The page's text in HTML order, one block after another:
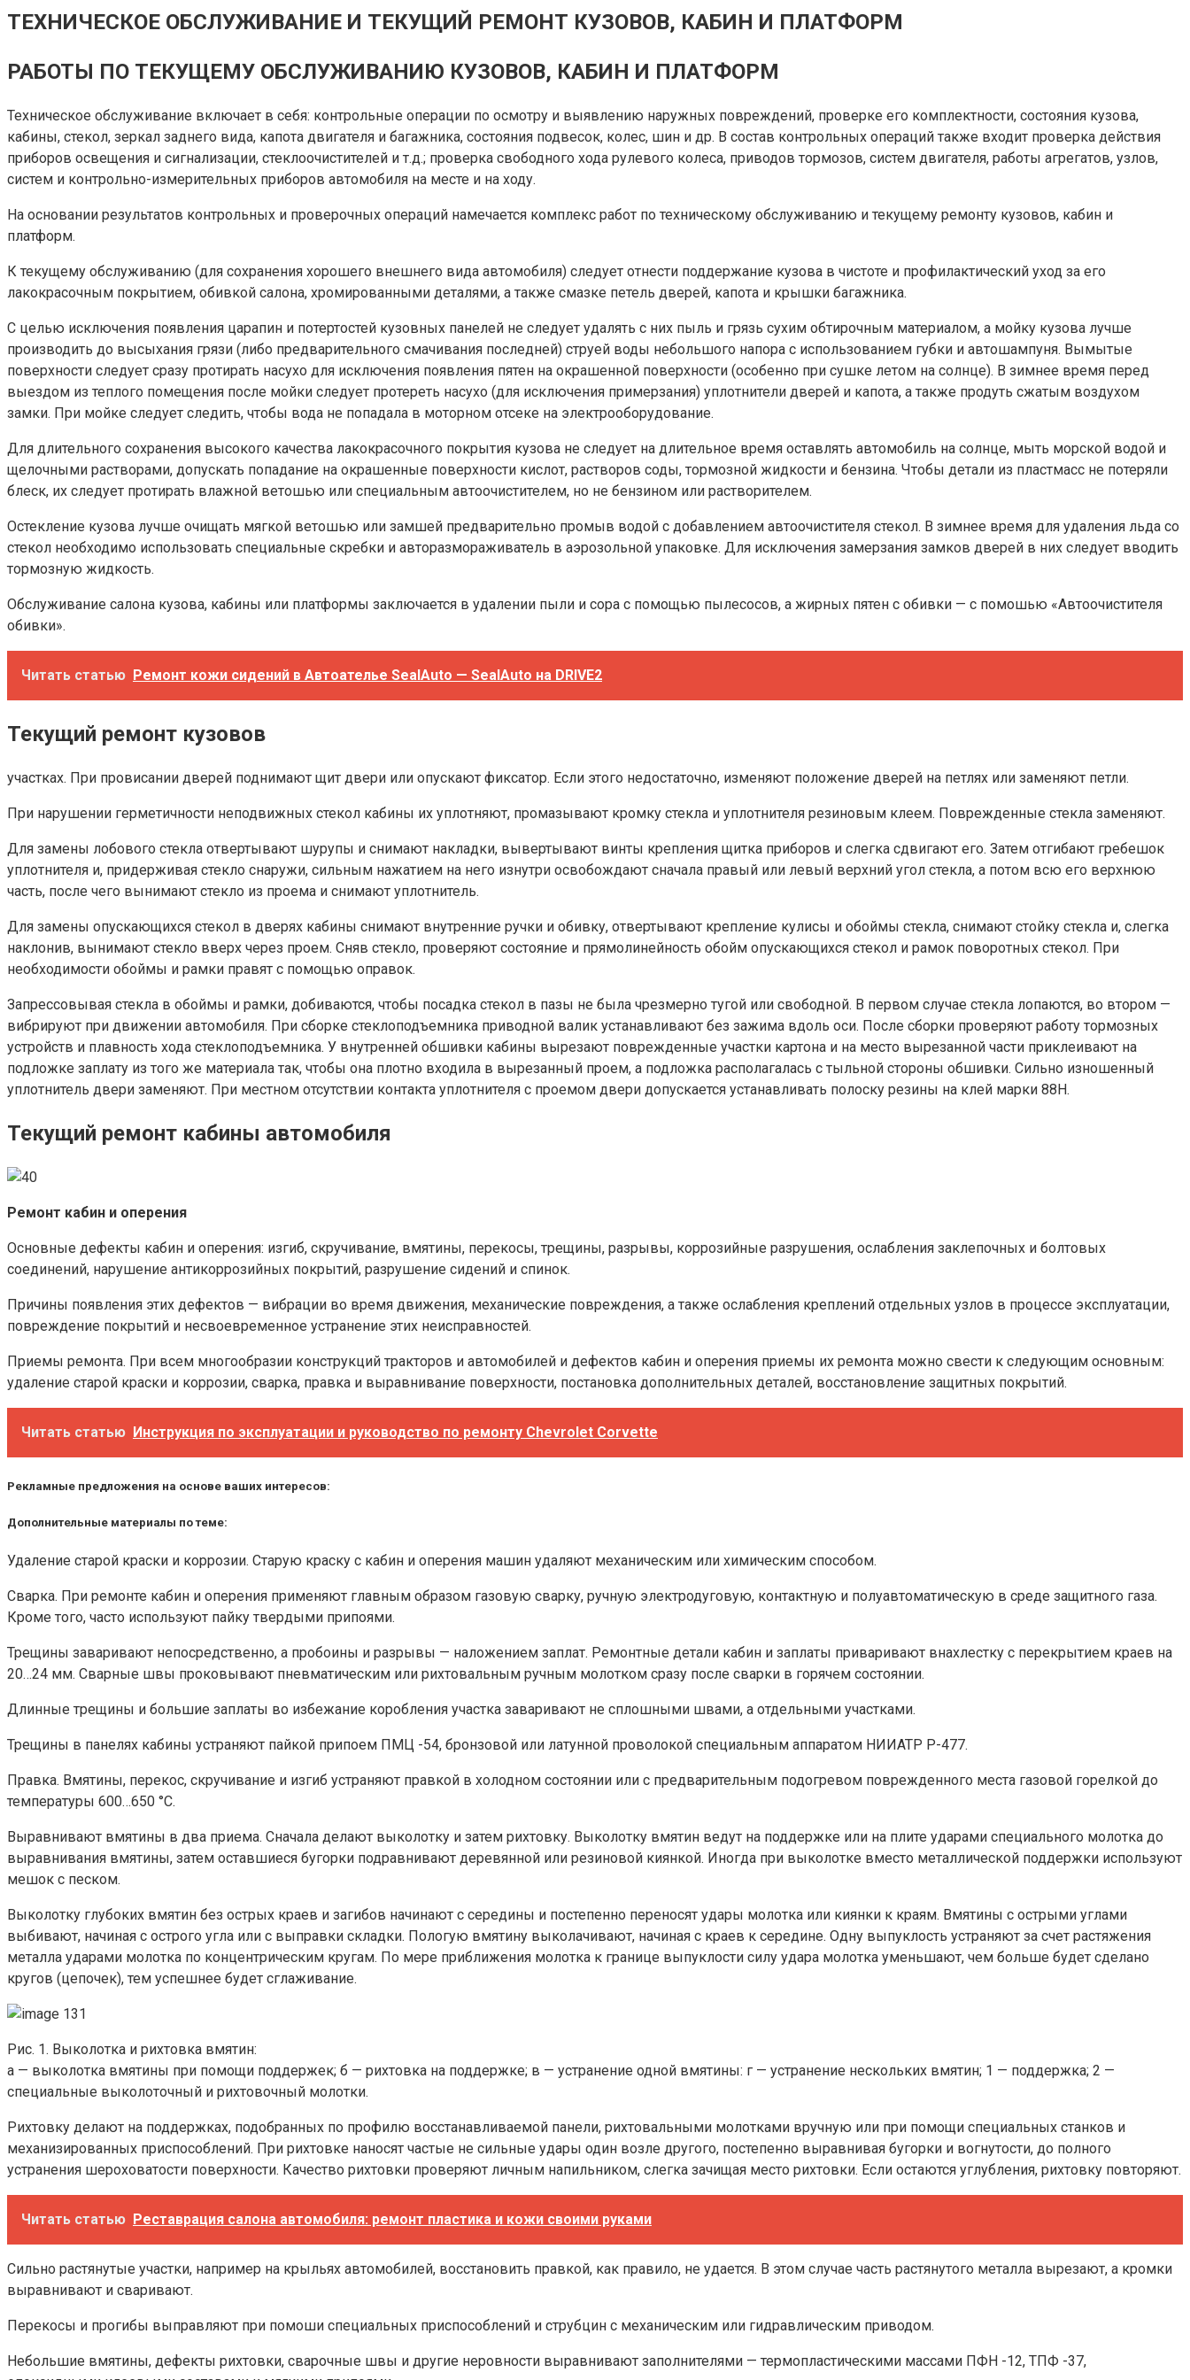
ТЕХНИЧЕСКОЕ ОБСЛУЖИВАНИЕ И ТЕКУЩИЙ РЕМОНТ КУЗОВОВ, КАБИН И ПЛАТФОРМ
РАБОТЫ ПО ТЕКУЩЕМУ ОБСЛУЖИВАНИЮ КУЗОВОВ, КАБИН И ПЛАТФОРМ
Техническое обслуживание включает в себя: контрольные операции по осмотру и выявлению наружных повреждений, проверке его комплектности, состояния кузова,
кабины, стекол, зеркал заднего вида, капота двигателя и багажника, состояния подвесок, колес, шин и др. В состав контрольных операций также входит проверка действия
приборов освещения и сигнализации, стеклоочистителей и т.д.; проверка свободного хода рулевого колеса, приводов тормозов, систем двигателя, работы агрегатов, узлов,
систем и контрольно-измерительных приборов автомобиля на месте и на ходу.
На основании результатов контрольных и проверочных операций намечается комплекс работ по техническому обслуживанию и текущему ремонту кузовов, кабин и
платформ.
К текущему обслуживанию (для сохранения хорошего внешнего вида автомобиля) следует отнести поддержание кузова в чистоте и профилактический уход за его
лакокрасочным покрытием, обивкой салона, хромированными деталями, а также смазке петель дверей, капота и крышки багажника.
С целью исключения появления царапин и потертостей кузовных панелей не следует удалять с них пыль и грязь сухим обтирочным материалом, а мойку кузова лучше
производить до высыхания грязи (либо предварительного смачивания последней) струей воды небольшого напора с использованием губки и автошампуня. Вымытые
поверхности следует сразу протирать насухо для исключения появления пятен на окрашенной поверхности (особенно при сушке летом на солнце). В зимнее время перед
выездом из теплого помещения после мойки следует протереть насухо (для исключения примерзания) уплотнители дверей и капота, а также продуть сжатым воздухом
замки. При мойке следует следить, чтобы вода не попадала в моторном отсеке на электрооборудование.
Для длительного сохранения высокого качества лакокрасочного покрытия кузова не следует на длительное время оставлять автомобиль на солнце, мыть морской водой и
щелочными растворами, допускать попадание на окрашенные поверхности кислот, растворов соды, тормозной жидкости и бензина. Чтобы детали из пластмасс не потеряли
блеск, их следует протирать влажной ветошью или специальным автоочистителем, но не бензином или растворителем.
Остекление кузова лучше очищать мягкой ветошью или замшей предварительно промыв водой с добавлением автоочистителя стекол. В зимнее время для удаления льда со
стекол необходимо использовать специальные скребки и авторазмораживатель в аэрозольной упаковке. Для исключения замерзания замков дверей в них следует вводить
тормозную жидкость.
Обслуживание салона кузова, кабины или платформы заключается в удалении пыли и сора с помощью пылесосов, а жирных пятен с обивки — с помошью «Автоочистителя
обивки».
Читать статью Ремонт кожи сидений в Автоателье SealAuto — SealAuto на DRIVE2
Текущий ремонт кузовов
участках. При провисании дверей поднимают щит двери или опускают фиксатор. Если этого недостаточно, изменяют положение дверей на петлях или заменяют петли.
При нарушении герметичности неподвижных стекол кабины их уплотняют, промазывают кромку стекла и уплотнителя резиновым клеем. Поврежденные стекла заменяют.
Для замены лобового стекла отвертывают шурупы и снимают накладки, вывертывают винты крепления щитка приборов и слегка сдвигают его. Затем отгибают гребешок
уплотнителя и, придерживая стекло снаружи, сильным нажатием на него изнутри освобождают сначала правый или левый верхний угол стекла, а потом всю его верхнюю
часть, после чего вынимают стекло из проема и снимают уплотнитель.
Для замены опускающихся стекол в дверях кабины снимают внутренние ручки и обивку, отвертывают крепление кулисы и обоймы стекла, снимают стойку стекла и, слегка
наклонив, вынимают стекло вверх через проем. Сняв стекло, проверяют состояние и прямолинейность обойм опускающихся стекол и рамок поворотных стекол. При
необходимости обоймы и рамки правят с помощью оправок.
Запрессовывая стекла в обоймы и рамки, добиваются, чтобы посадка стекол в пазы не была чрезмерно тугой или свободной. В первом случае стекла лопаются, во втором —
вибрируют при движении автомобиля. При сборке стеклоподъемника приводной валик устанавливают без зажима вдоль оси. После сборки проверяют работу тормозных
устройств и плавность хода стеклоподъемника. У внутренней обшивки кабины вырезают поврежденные участки картона и на место вырезанной части приклеивают на
подложке заплату из того же материала так, чтобы она плотно входила в вырезанный проем, а подложка располагалась с тыльной стороны обшивки. Сильно изношенный
уплотнитель двери заменяют. При местном отсутствии контакта уплотнителя с проемом двери допускается устанавливать полоску резины на клей марки 88Н.
Текущий ремонт кабины автомобиля
Ремонт кабин и оперения
Основные дефекты кабин и оперения: изгиб, скручивание, вмятины, перекосы, трещины, разрывы, коррозийные разрушения, ослабления заклепочных и болтовых
соединений, нарушение антикоррозийных покрытий, разрушение сидений и спинок.
Причины появления этих дефектов — вибрации во время движения, механические повреждения, а также ослабления креплений отдельных узлов в процессе эксплуатации,
повреждение покрытий и несвоевременное устранение этих неисправностей.
Приемы ремонта. При всем многообразии конструкций тракторов и автомобилей и дефектов кабин и оперения приемы их ремонта можно свести к следующим основным:
удаление старой краски и коррозии, сварка, правка и выравнивание поверхности, постановка дополнительных деталей, восстановление защитных покрытий.
Читать статью Инструкция по эксплуатации и руководство по ремонту Chevrolet Corvette
Рекламные предложения на основе ваших интересов:
Дополнительные материалы по теме:
Удаление старой краски и коррозии. Старую краску с кабин и оперения машин удаляют механическим или химическим способом.
Сварка. При ремонте кабин и оперения применяют главным образом газовую сварку, ручную электродуговую, контактную и полуавтоматическую в среде защитного газа.
Кроме того, часто используют пайку твердыми припоями.
Трещины заваривают непосредственно, а пробоины и разрывы — наложением заплат. Ремонтные детали кабин и заплаты приваривают внахлестку с перекрытием краев на
20…24 мм. Сварные швы проковывают пневматическим или рихтовальным ручным молотком сразу после сварки в горячем состоянии.
Длинные трещины и большие заплаты во избежание коробления участка заваривают не сплошными швами, а отдельными участками.
Трещины в панелях кабины устраняют пайкой припоем ПМЦ -54, бронзовой или латунной проволокой специальным аппаратом НИИАТР Р-477.
Правка. Вмятины, перекос, скручивание и изгиб устраняют правкой в холодном состоянии или с предварительным подогревом поврежденного места газовой горелкой до
температуры 600…650 °С.
Выравнивают вмятины в два приема. Сначала делают выколотку и затем рихтовку. Выколотку вмятин ведут на поддержке или на плите ударами специального молотка до
выравнивания вмятины, затем оставшиеся бугорки подравнивают деревянной или резиновой киянкой. Иногда при выколотке вместо металлической поддержки используют
мешок с песком.
Выколотку глубоких вмятин без острых краев и загибов начинают с середины и постепенно переносят удары молотка или киянки к краям. Вмятины с острыми углами
выбивают, начиная с острого угла или с выправки складки. Пологую вмятину выколачивают, начиная с краев к середине. Одну выпуклость устраняют за счет растяжения
металла ударами молотка по концентрическим кругам. По мере приближения молотка к границе выпуклости силу удара молотка уменьшают, чем больше будет сделано
кругов (цепочек), тем успешнее будет сглаживание.
Рис. 1. Выколотка и рихтовка вмятин:
а — выколотка вмятины при помощи поддержек; б — рихтовка на поддержке; в — устранение одной вмятины: г — устранение нескольких вмятин; 1 — поддержка; 2 —
специальные выколоточный и рихтовочный молотки.
Рихтовку делают на поддержках, подобранных по профилю восстанавливаемой панели, рихтовальными молотками вручную или при помощи специальных станков и
механизированных приспособлений. При рихтовке наносят частые не сильные удары один возле другого, постепенно выравнивая бугорки и вогнутости, до полного
устранения шероховатости поверхности. Качество рихтовки проверяют личным напильником, слегка зачищая место рихтовки. Если остаются углубления, рихтовку повторяют.
Читать статью Реставрация салона автомобиля: ремонт пластика и кожи своими руками
Сильно растянутые участки, например на крыльях автомобилей, восстановить правкой, как правило, не удается. В этом случае часть растянутого металла вырезают, а кромки
выравнивают и сваривают.
Перекосы и прогибы выправляют при помоши специальных приспособлений и струбцин с механическим или гидравлическим приводом.
Небольшие вмятины, дефекты рихтовки, сварочные швы и другие неровности выравнивают заполнителями — термопластическими массами ПФН -12, ТПФ -37,